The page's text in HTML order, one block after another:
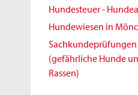
Hundesteuer -
Hundewiesen in
Sachkundeprüfungen
(gefährliche Hunde
Rassen)